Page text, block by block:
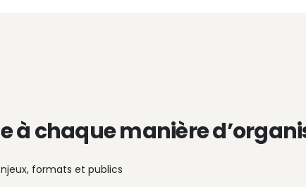
à chaque manière
formats et publics